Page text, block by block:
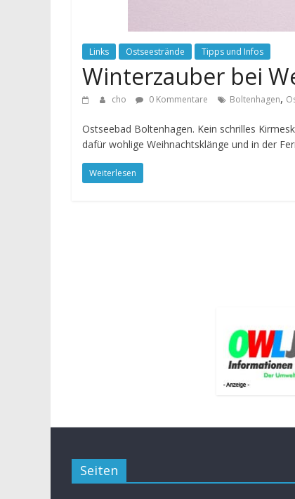
Links Ostseestrände Tipps und Infos
Winterzauber bei
cho 0 Kommentare Boltenhagen,
Ostseebad Boltenhagen. Kein schrilles
dafür wohlige Weihnachtsklänge und in der
Weiterlesen
Seiten